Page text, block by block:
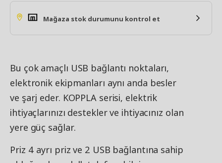
Mağaza stok durumunu kontrol et
Bu çok amaçlı USB bağlantı noktaları,
elektronik ekipmanları aynı anda besler
ve şarj eder. KOPPLA serisi, elektrik
ihtiyaçlarınızı destekler ve ihtiyacınız olan
yere güç sağlar.
Priz 4 ayrı priz ve 2 USB bağlantına sahip